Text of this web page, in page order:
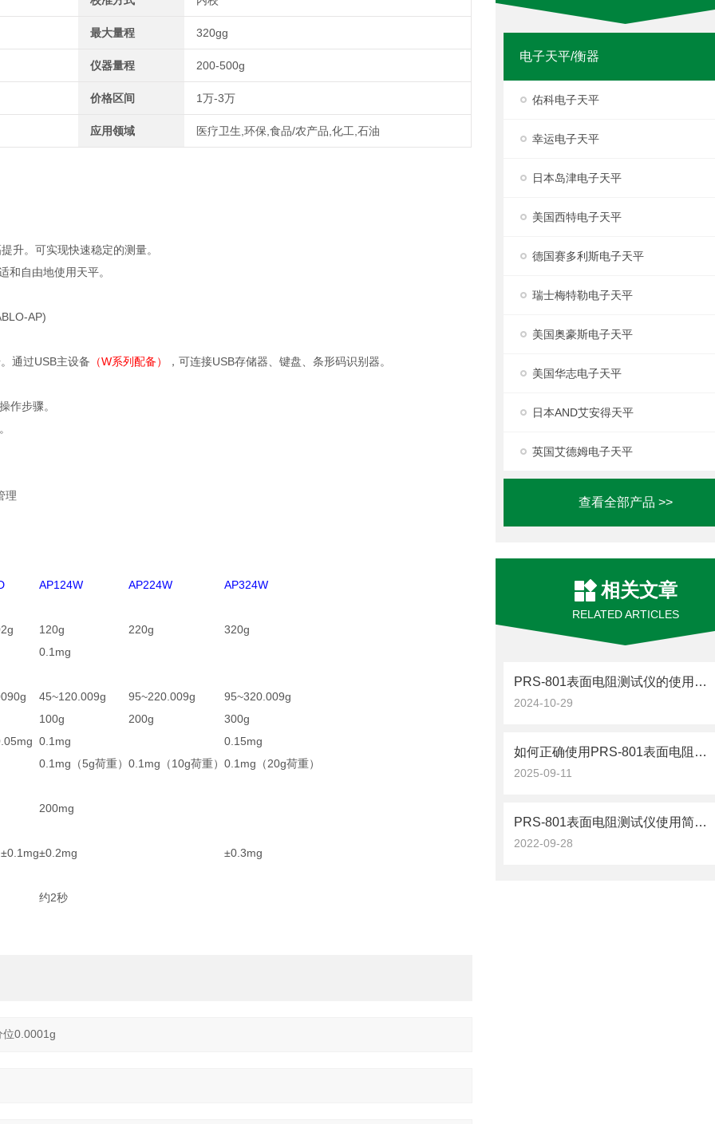
电子天平/衡器
佑科电子天平
幸运电子天平
日本岛津电子天平
美国西特电子天平
德国赛多利斯电子天平
瑞士梅特勒电子天平
美国奥豪斯电子天平
美国华志电子天平
日本AND艾安得天平
英国艾德姆电子天平
查看全部产品 >>
相关文章
RELATED ARTICLES
PRS-801表面电阻测试仪的使用与维护
2024-10-29
如何正确使用PRS-801表面电阻测试仪测量电阻？
2025-09-11
PRS-801表面电阻测试仪使用简单，携带方便
2022-09-28
最大量程 320gg
仪器量程 200-500g
价格区间 1万-3万
应用领域 医疗卫生,环保,食品/农产品,化工,石油
升。可实现快速稳定的测量。
和自由地使用天平。
AP)
通过USB主设备 （W系列配备） ，可连接USB存储器、键盘、条形码识别器。
作步骤。
理
AP124W AP224W AP324W
120g 220g
320g
0.1mg
45~120.009g
100g
95~220.009g
200g
95~320.009g
300g
0.1mg
0.15mg
0.1mg（5g荷重） 0.1mg（10g荷重） 0.1mg（20g荷重）
200mg
±0.2mg ±0.3mg
约2秒